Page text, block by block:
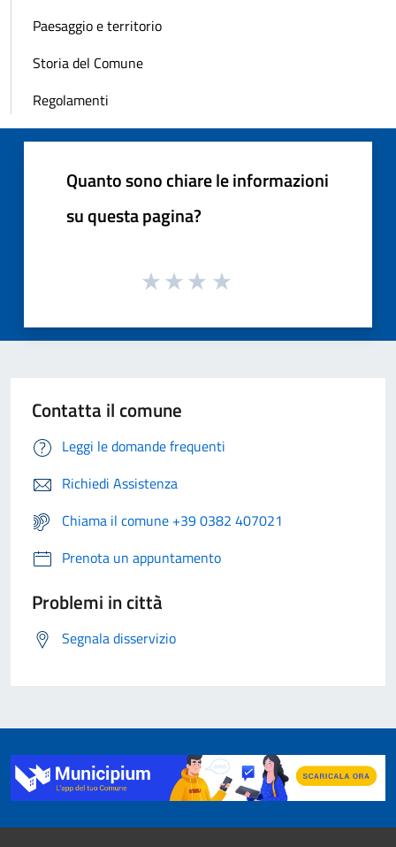
Paesaggio e territorio
Storia del Comune
Regolamenti
Quanto sono chiare le informazioni
su questa pagina?
Contatta il comune
Leggi le domande frequenti
Richiedi Assistenza
Chiama il comune +39 0382 407021
Prenota un appuntamento
Problemi in città
Segnala disservizio